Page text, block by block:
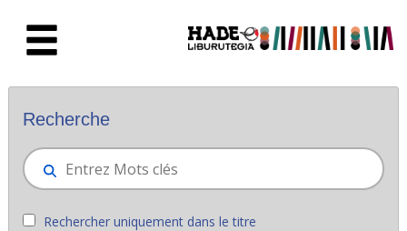
Nouveaux livres - Liburutegia
Recherche
Rechercher uniquement dans le titre